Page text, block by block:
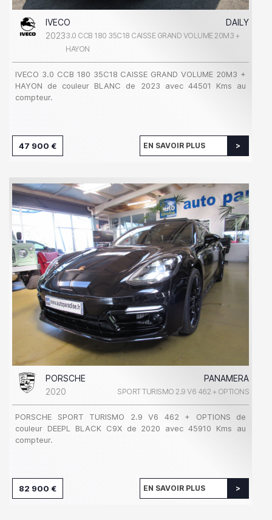
IVECO
DAILY
20233.0 CCB 180 35C18 CAISSE GRAND VOLUME 20M3 +
HAYON
IVECO 3.0 CCB 180 35C18 CAISSE GRAND VOLUME 20M3 +
HAYON de couleur BLANC de 2023 avec 44501 Kms au
compteur.
47 900 € EN SAVOIR PLUS
PORSCHE
PANAMERA
2020
SPORT TURISMO 2.9 V6 462 + OPTIONS
PORSCHE SPORT TURISMO 2.9 V6 462 + OPTIONS de
couleur DEEPL BLACK C9X de 2020 avec 45910 Kms au
compteur.
82 900 € EN SAVOIR PLUS